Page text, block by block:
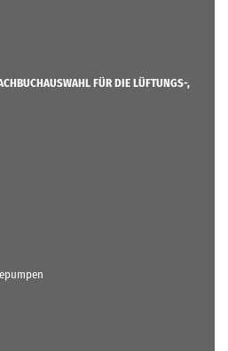
FÜR DIE LÜFTUNGS-,